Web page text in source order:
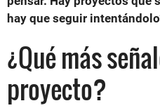
hay que seguir
¿Qué más
proyecto?